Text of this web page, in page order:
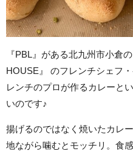
『PBL』がある北九州市小倉
HOUSE』 のフレンチシェフ
レンチのプロが作るカレーと
いのです♪
揚げるのではなく焼いたカレ
地ながら噛むとモッチリ。食